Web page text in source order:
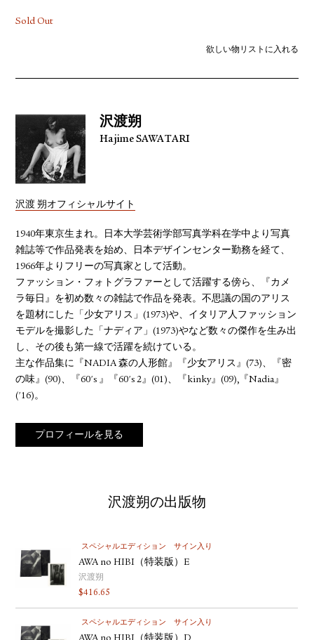
Sold Out
欲しい物リストに入れる
沢渡朔
Hajime SAWATARI
沢渡 朔オフィシャルサイト
1940年東京生まれ。日本大学芸術学部写真学科在学中より写真
雑誌等で作品発表を始め、日本デザインセンター勤務を経て、
1966年よりフリーの写真家として活動。
ファッション・フォトグラファーとして活躍する傍ら、『カメ
ラ毎日』を初め数々の雑誌で作品を発表。不思議の国のアリス
を題材にした「少女アリス」(1973)や、イタリア人ファッション
モデルを撮影した「ナディア」(1973)やなど数々の傑作を生み出
し、その後も第一線で活躍を続けている。
主な作品集に『NADIA 森の人形館』『少女アリス』(73)、『密
の味』(90)、『60's 』『60's 2』(01)、『kinky』(09),『Nadia』
('16)。
プロフィールを見る
沢渡朔の出版物
スペシャルエディション サイン入り
AWA no HIBI（特装版）E
沢渡朔
$416.65
スペシャルエディション サイン入り